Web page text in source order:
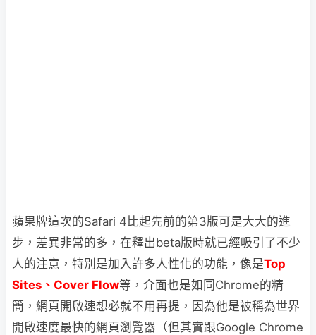
蘋果牌這次的Safari 4比起先前的第3版可是大大的進
步，差異非常的多，在釋出beta版時就已經吸引了不少
人的注意，特別是加入許多人性化的功能，像是Top
Sites、Cover Flow等，介面也是如同Chrome的精
簡，網頁開啟速想必就不用再提，因為他是被稱為世界
開啟速度最快的網頁瀏覽器（但其實跟Google Chrome